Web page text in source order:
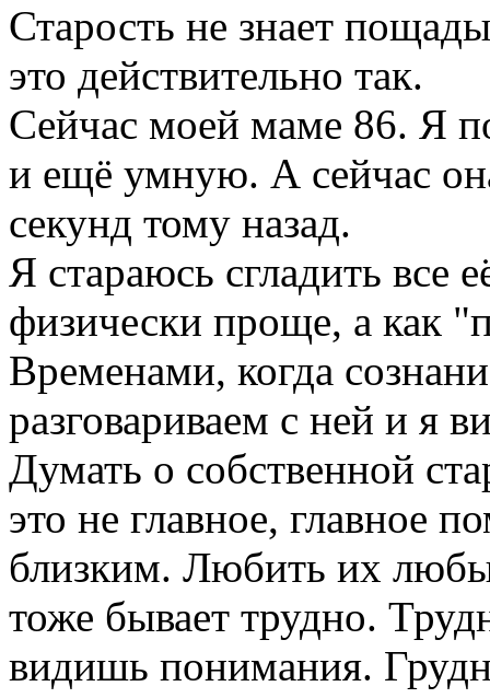
Старость не знает
это действительно так.
Сейчас моей маме 86. Я
и ещё умную. А сейчас
секунд тому назад.
Я стараюсь сгладить все
физически проще, а как
Временами, когда
разговариваем с ней и я
Думать о собственной
это не главное, главное
близким. Любить их
тоже бывает трудно.
видишь понимания.